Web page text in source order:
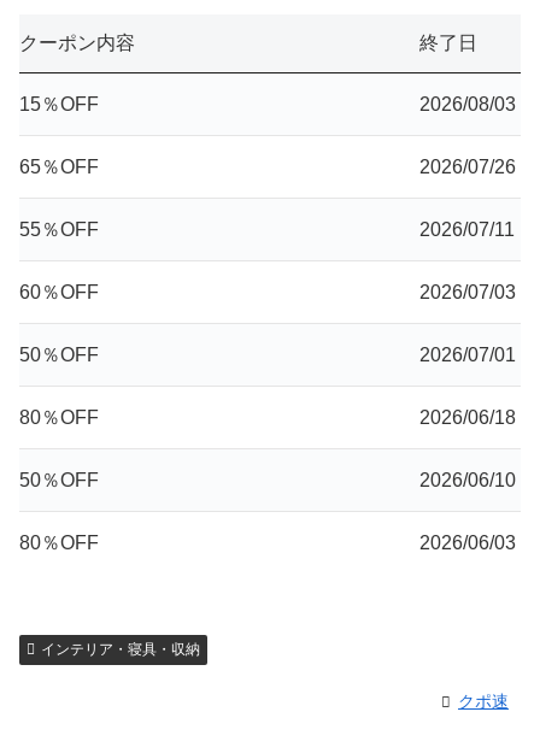
クーポン内容 終了日
15％OFF 2026/08/03
65％OFF 2026/07/26
55％OFF 2026/07/11
60％OFF 2026/07/03
50％OFF 2026/07/01
80％OFF 2026/06/18
50％OFF 2026/06/10
80％OFF 2026/06/03
インテリア・寝具・収納
クポ速